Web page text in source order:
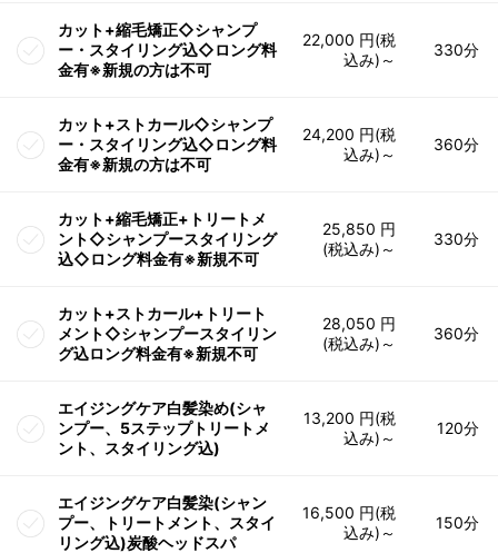
カット+縮毛矯正◇シャンプ
ー・スタイリング込◇ロング料
金有※新規の方は不可
22,000 円(税
込み)～
330分
カット+ストカール◇シャンプ
ー・スタイリング込◇ロング料
金有※新規の方は不可
24,200 円(税
込み)～
360分
カット+縮毛矯正+トリートメ
ント◇シャンプースタイリング
込◇ロング料金有※新規不可
25,850 円
(税込み)～
330分
カット+ストカール+トリート
メント◇シャンプースタイリン
グ込ロング料金有※新規不可
28,050 円
(税込み)～
360分
エイジングケア白髪染め(シャ
ンプー、5ステップトリートメ
ント、スタイリング込)
13,200 円(税
込み)～
120分
エイジングケア白髪染(シャン
プー、トリートメント、スタイ
リング込)炭酸ヘッドスパ
16,500 円(税
込み)～
150分